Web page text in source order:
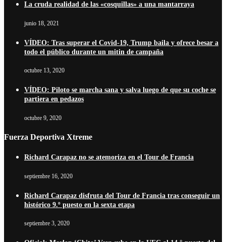
La cruda realidad de las «cosquillas» a una mantarraya
junio 18, 2021
VÍDEO: Tras superar el Covid-19, Trump baila y ofrece besar a
todo el público durante un mitin de campaña
octubre 13, 2020
VÍDEO: Piloto se marcha sana y salva luego de que su coche se
partiera en pedazos
octubre 9, 2020
Fuerza Deportiva Xtreme
Richard Carapaz no se atemoriza en el Tour de Francia
septiembre 16, 2020
Richard Carapaz disfruta del Tour de Francia tras conseguir un
histórico 9.º puesto en la sexta etapa
septiembre 3, 2020